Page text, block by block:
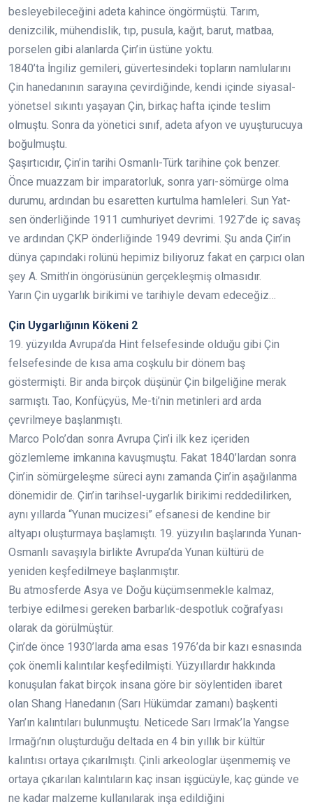
besleyebileceğini adeta kahince öngörmüştü. Tarım,
denizcilik, mühendislik, tıp, pusula, kağıt, barut, matbaa,
porselen gibi alanlarda Çin’in üstüne yoktu.
1840’ta İngiliz gemileri, güvertesindeki topların namlularını
Çin hanedanının sarayına çevirdiğinde, kendi içinde siyasal-
yönetsel sıkıntı yaşayan Çin, birkaç hafta içinde teslim
olmuştu. Sonra da yönetici sınıf, adeta afyon ve uyuşturucuya
boğulmuştu.
Şaşırtıcıdır, Çin’in tarihi Osmanlı-Türk tarihine çok benzer.
Önce muazzam bir imparatorluk, sonra yarı-sömürge olma
durumu, ardından bu esaretten kurtulma hamleleri. Sun Yat-
sen önderliğinde 1911 cumhuriyet devrimi. 1927’de iç savaş
ve ardından ÇKP önderliğinde 1949 devrimi. Şu anda Çin’in
dünya çapındaki rolünü hepimiz biliyoruz fakat en çarpıcı olan
şey A. Smith’in öngörüsünün gerçekleşmiş olmasıdır.
Yarın Çin uygarlık birikimi ve tarihiyle devam edeceğiz…
Çin Uygarlığının Kökeni 2
19. yüzyılda Avrupa’da Hint felsefesinde olduğu gibi Çin
felsefesinde de kısa ama coşkulu bir dönem baş
göstermişti. Bir anda birçok düşünür Çin bilgeliğine merak
sarmıştı. Tao, Konfüçyüs, Me-ti’nin metinleri ard arda
çevrilmeye başlanmıştı.
Marco Polo’dan sonra Avrupa Çin’i ilk kez içeriden
gözlemleme imkanına kavuşmuştu. Fakat 1840’lardan sonra
Çin’in sömürgeleşme süreci aynı zamanda Çin’in aşağılanma
dönemidir de. Çin’in tarihsel-uygarlık birikimi reddedilirken,
aynı yıllarda “Yunan mucizesi” efsanesi de kendine bir
altyapı oluşturmaya başlamıştı. 19. yüzyılın başlarında Yunan-
Osmanlı savaşıyla birlikte Avrupa’da Yunan kültürü de
yeniden keşfedilmeye başlanmıştır.
Bu atmosferde Asya ve Doğu küçümsenmekle kalmaz,
terbiye edilmesi gereken barbarlık-despotluk coğrafyası
olarak da görülmüştür.
Çin’de önce 1930’larda ama esas 1976’da bir kazı esnasında
çok önemli kalıntılar keşfedilmişti. Yüzyıllardır hakkında
konuşulan fakat birçok insana göre bir söylentiden ibaret
olan Shang Hanedanın (Sarı Hükümdar zamanı) başkenti
Yan’ın kalıntıları bulunmuştu. Neticede Sarı Irmak’la Yangse
Irmağı’nın oluşturduğu deltada en 4 bin yıllık bir kültür
kalıntısı ortaya çıkarılmıştı. Çinli arkeologlar üşenmemiş ve
ortaya çıkarılan kalıntıların kaç insan işgücüyle, kaç günde ve
ne kadar malzeme kullanılarak inşa edildiğini